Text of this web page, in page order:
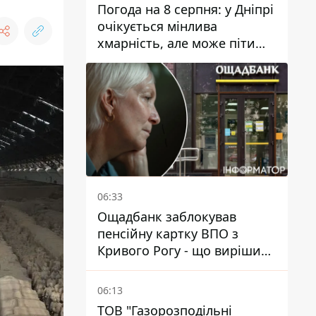
Погода на 8 серпня: у Дніпрі
очікується мінлива
хмарність, але може піти
дощ
06:33
Ощадбанк заблокував
пенсійну картку ВПО з
Кривого Рогу - що вирішив
суд
06:13
ТОВ "Газорозподільні